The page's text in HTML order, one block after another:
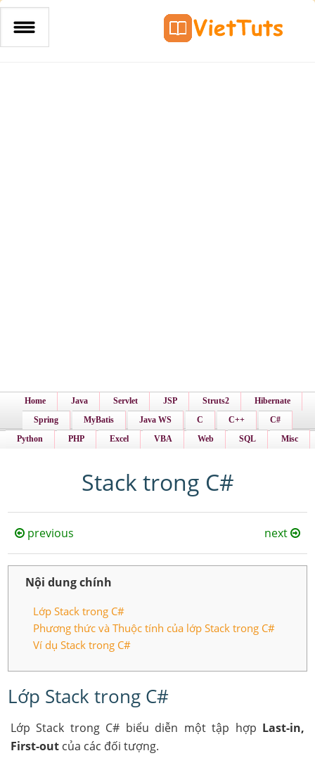
Home Java Servlet JSP Struts2
Hibernate
Spring
MyBatis Java WS C C++
C#
Python
PHP Excel VBA Web SQL Misc
Stack trong C#
previous next
Nội dung chính
Lớp Stack trong C#
Phương thức và Thuộc tính của lớp Stack trong C#
Ví dụ Stack trong C#
Lớp Stack trong C#
Lớp Stack trong C# biểu diễn một tập hợp Last-in,
First-outcủa các đối tượng.